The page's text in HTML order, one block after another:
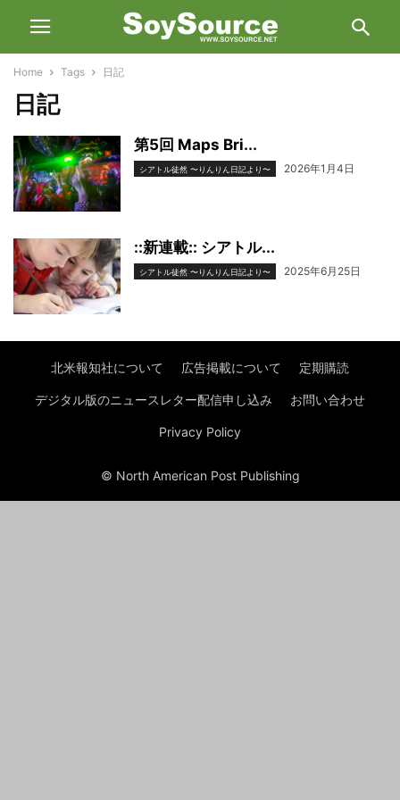
Home Tags 日記
日記
第5回 Maps Bri...
シアトル徒然 〜りんりん日記より〜 2026年1月4日
::新連載:: シアトル...
シアトル徒然 〜りんりん日記より〜 2025年6月25日
北米報知社について 広告掲載について 定期購読
デジタル版のニュースレター配信申し込み お問い合わせ
Privacy Policy
© North American Post Publishing